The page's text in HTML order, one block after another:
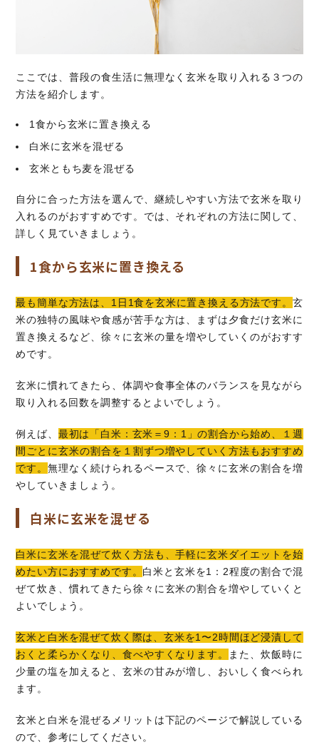
ここでは、普段の食生活に無理なく玄米を取り入れる３つの
方法を紹介します。
1食から玄米に置き換える
白米に玄米を混ぜる
玄米ともち麦を混ぜる
自分に合った方法を選んで、継続しやすい方法で玄米を取り
入れるのがおすすめです。では、それぞれの方法に関して、
詳しく見ていきましょう。
1食から玄米に置き換える
最も簡単な方法は、1日1食を玄米に置き換える方法です。 玄
米の独特の風味や食感が苦手な方は、まずは夕食だけ玄米に
置き換えるなど、徐々に玄米の量を増やしていくのがおすす
めです。
玄米に慣れてきたら、体調や食事全体のバランスを見ながら
取り入れる回数を調整するとよいでしょう。
例えば、 最初は「白米：玄米＝9：1」の割合から始め、１週
間ごとに玄米の割合を１割ずつ増やしていく方法もおすすめ
です。無理なく続けられるペースで、徐々に玄米の割合を増
やしていきましょう。
白米に玄米を混ぜる
白米に玄米を混ぜて炊く方法も、手軽に玄米ダイエットを始
めたい方におすすめです。 白米と玄米を1：2程度の割合で混
ぜて炊き、慣れてきたら徐々に玄米の割合を増やしていくと
よいでしょう。
玄米と白米を混ぜて炊く際は、玄米を1〜2時間ほど浸漬して
おくと柔らかくなり、食べやすくなります。
また、炊飯時に
少量の塩を加えると、玄米の甘みが増し、おいしく食べられ
ます。
玄米と白米を混ぜるメリットは下記のページで解説している
ので、参考にしてください。